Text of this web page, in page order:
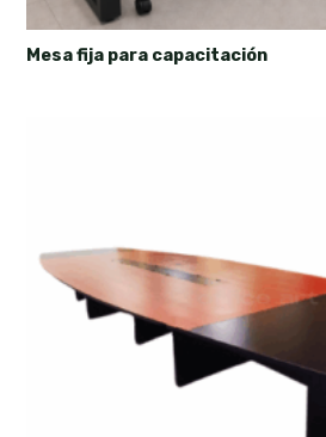
Mesa fija para capacitación